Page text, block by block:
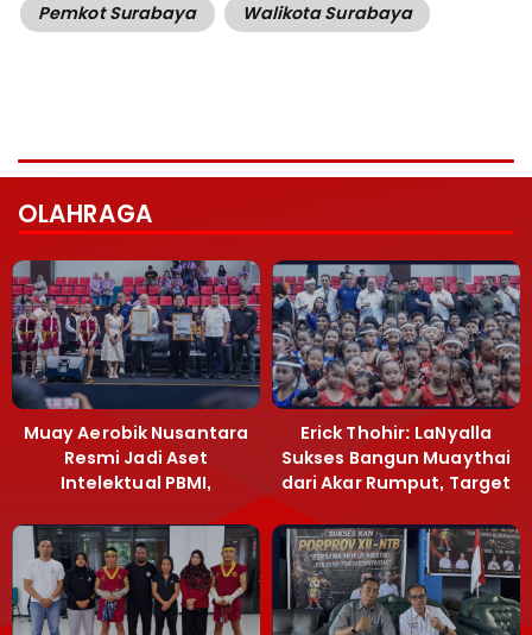
Pemkot Surabaya
Walikota Surabaya
OLAHRAGA
Muay Aerobik Nusantara
Resmi Jadi Aset
Intelektual PBMI,
Terobosan Bangun
Grassroots
Erick Thohir: LaNyalla
Sukses Bangun Muaythai
dari Akar Rumput, Target